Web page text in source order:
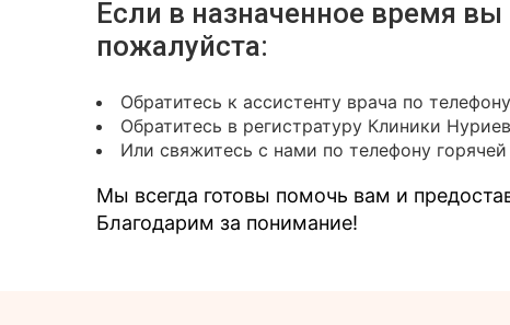
Если в назначенное время
пожалуйста:
Обратитесь к ассистенту врача по
Обратитесь в регистратуру Клиники
Или свяжитесь с нами по телефону
Мы всегда готовы помочь вам и
Благодарим за понимание!